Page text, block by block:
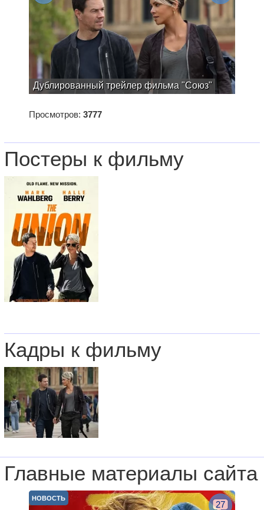
Дублированный трейлер фильма "Союз"
Просмотров: 3777
Постеры к фильму
Кадры к фильму
Главные материалы сайта
НОВОСТЬ
27